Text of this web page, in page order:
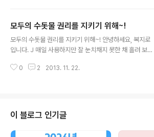
듣게 됩니다. 그렇다면 이런 이슈들이 걱정스럽거나, 어두
운 전망으로 해석되는 이유는 무엇일까요? 이는 기본적으
로 젊을 때에는 일을 하고 나이가 들어 은퇴를 하면 더 이상
닐까 생각을 해봤습니다! 물론 그와 함께 은퇴 후에는 젊은
모두의 수돗물 권리를 지키기 위해~!
모두의 수돗물 권리를 지키기 위해~! 안녕하세요, 복지로
입니다. J 매일 사용하지만 잘 눈치채지 못한 채 흘려 보내
거지를 할 때, 목이 마를 때 등등 모두 물은 우리 생활에 있
있을 정도니까요~! 한국에서는 식수로 물을 사서 마시거
나, 정수기를 설치하는 등 수돗물을 바로 음용하는 경우는
적은 것 같습니다. 그러나 영국 같은 경우는 대부분의 사람
0 2 2013. 11. 22.
이 블로그 인기글